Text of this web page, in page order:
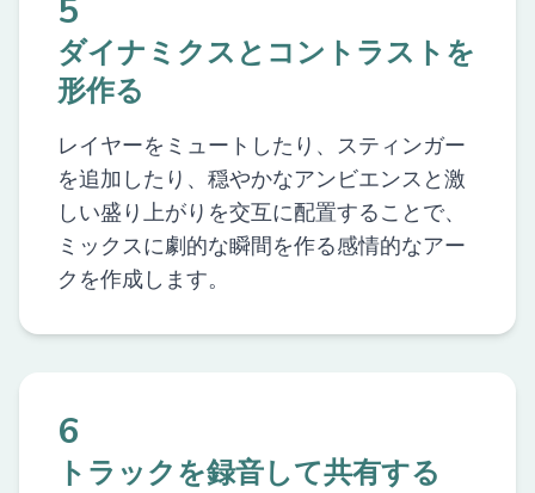
5
ダイナミクスとコントラストを
形作る
レイヤーをミュートしたり、スティンガー
を追加したり、穏やかなアンビエンスと激
しい盛り上がりを交互に配置することで、
ミックスに劇的な瞬間を作る感情的なアー
クを作成します。
6
トラックを録音して共有する